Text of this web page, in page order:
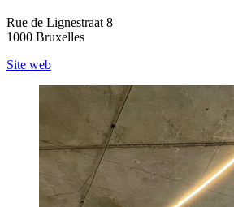
Rue de Lignestraat 8
1000 Bruxelles
Site web